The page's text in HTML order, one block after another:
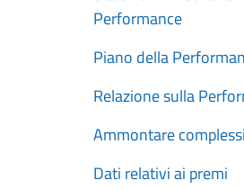
Performance
Piano della
Relazione sulla
Ammontare
Dati relativi ai premi